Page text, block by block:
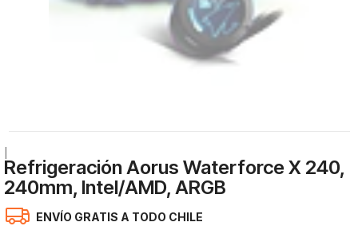
Refrigeración Aorus Waterforce X 240,
240mm, Intel/AMD, ARGB
ENVÍO GRATIS A TODO CHILE